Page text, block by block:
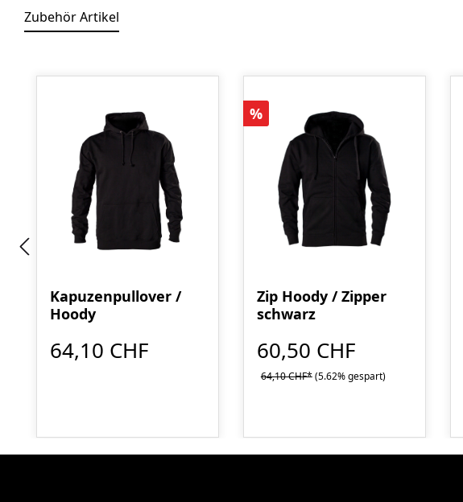
Zubehör Artikel
Kapuzenpullover /
Hoody
64,10 CHF
Rabatt
%
Zip Hoody / Zipper
schwarz
60,50 CHF
64,10 CHF*(5.62% gespart)